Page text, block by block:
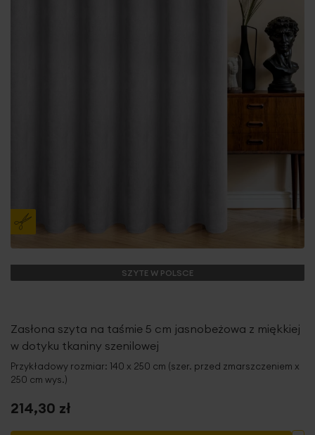
SZYTE W POLSCE
Zasłona szyta na taśmie 5 cm jasnobeżowa z miękkiej
w dotyku tkaniny szenilowej
Przykładowy rozmiar: 140 x 250 cm (szer. przed zmarszczeniem x
250 cm wys.)
214,30 zł